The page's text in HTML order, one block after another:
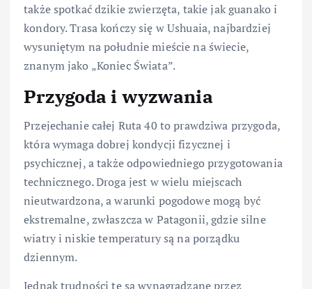
także spotkać dzikie zwierzęta, takie jak guanako i
kondory. Trasa kończy się w Ushuaia, najbardziej
wysuniętym na południe mieście na świecie,
znanym jako „Koniec Świata”.
Przygoda i wyzwania
Przejechanie całej Ruta 40 to prawdziwa przygoda,
która wymaga dobrej kondycji fizycznej i
psychicznej, a także odpowiedniego przygotowania
technicznego. Droga jest w wielu miejscach
nieutwardzona, a warunki pogodowe mogą być
ekstremalne, zwłaszcza w Patagonii, gdzie silne
wiatry i niskie temperatury są na porządku
dziennym.
Jednak trudności te są wynagradzane przez